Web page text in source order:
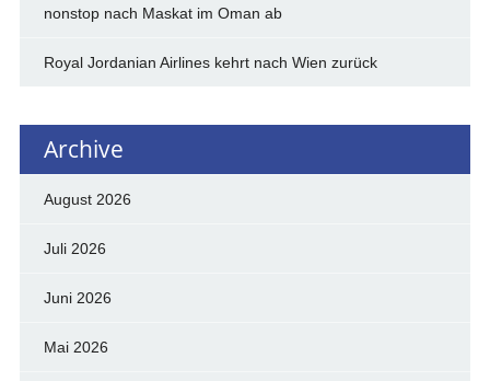
nonstop nach Maskat im Oman ab
Royal Jordanian Airlines kehrt nach Wien zurück
Archive
August 2026
Juli 2026
Juni 2026
Mai 2026